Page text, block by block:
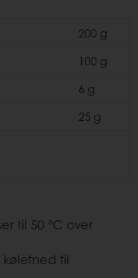
200 g
100 g
6 g
25 g
til 50 °C over
køletned til